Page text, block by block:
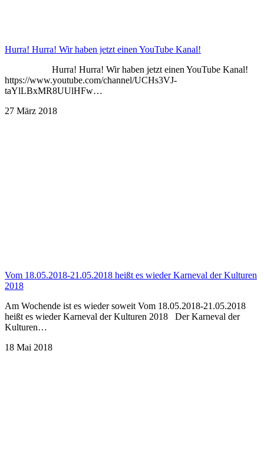
Hurra! Hurra! Wir haben jetzt einen YouTube Kanal!
Hurra! Hurra! Wir haben jetzt einen YouTube Kanal!
https://www.youtube.com/channel/UCHs3VJ-
taYlLBxMR8UUlHFw…
27 März 2018
Vom 18.05.2018-21.05.2018 heißt es wieder Karneval der Kulturen
2018
Am Wochende ist es wieder soweit Vom 18.05.2018-21.05.2018
heißt es wieder Karneval der Kulturen 2018 Der Karneval der
Kulturen…
18 Mai 2018